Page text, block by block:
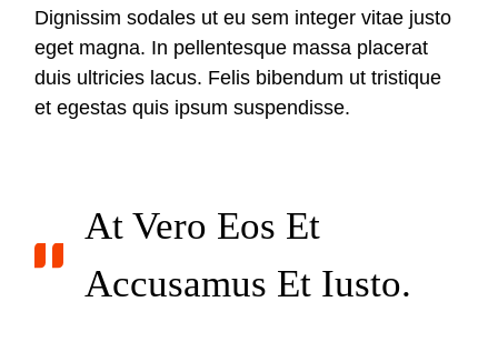
Dignissim sodales ut eu sem integer vitae justo
eget magna. In pellentesque massa placerat
duis ultricies lacus. Felis bibendum ut tristique
et egestas quis ipsum suspendisse.
At Vero Eos Et
Accusamus Et Iusto.